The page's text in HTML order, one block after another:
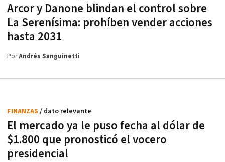
Arcor y Danone blindan el control sobre
La Serenísima: prohíben vender acciones
hasta 2031
PorAndrés Sanguinetti
El mercado ya le puso fecha al dólar de
$1.800 que pronosticó el vocero
presidencial
FINANZAS / dato relevante